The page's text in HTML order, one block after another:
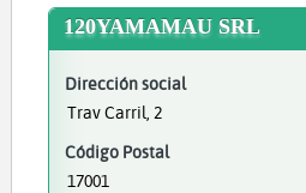
120YAMAMAU SRL
Dirección social
Trav Carril, 2
Código Postal
17001